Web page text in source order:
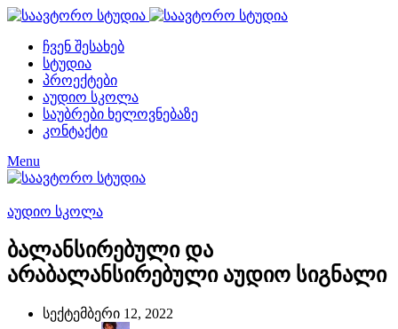
ჩვენ შესახებ
სტუდია
პროექტები
აუდიო სკოლა
საუბრები ხელოვნებაზე
კონტაქტი
Menu
აუდიო სკოლა
ბალანსირებული და
არაბალანსირებული აუდიო სიგნალი
სექტემბერი 12, 2022